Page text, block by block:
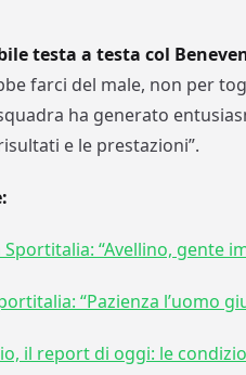
testa a testa col
farci del male, non per
ha generato
e le prestazioni”.
Sportitalia: “Avellino, gente
“Pazienza l’uomo
il report di oggi: le